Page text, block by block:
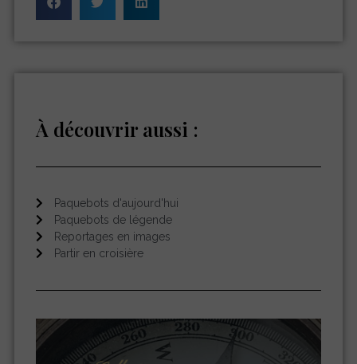
À découvrir aussi :
Paquebots d'aujourd'hui
Paquebots de légende
Reportages en images
Partir en croisière